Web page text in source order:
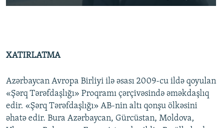
XATIRLATMA
Azərbaycan Avropa Birliyi ilə əsası 2009-cu ildə qoyulan
«Şərq Tərəfdaşlığı» Proqramı çərçivəsində əməkdaşlıq
edir. «Şərq Tərəfdaşlığı» AB-nin altı qonşu ölkəsini
əhatə edir. Bura Azərbaycan, Gürcüstan, Moldova,